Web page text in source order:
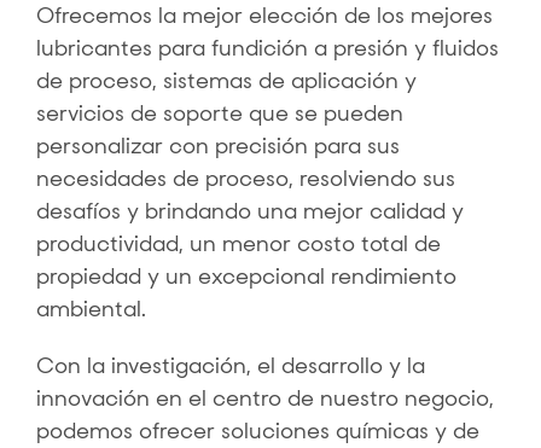
Ofrecemos la mejor elección de los mejores
lubricantes para fundición a presión y fluidos
de proceso, sistemas de aplicación y
servicios de soporte que se pueden
personalizar con precisión para sus
necesidades de proceso, resolviendo sus
desafíos y brindando una mejor calidad y
productividad, un menor costo total de
propiedad y un excepcional rendimiento
ambiental.
Con la investigación, el desarrollo y la
innovación en el centro de nuestro negocio,
podemos ofrecer soluciones químicas y de